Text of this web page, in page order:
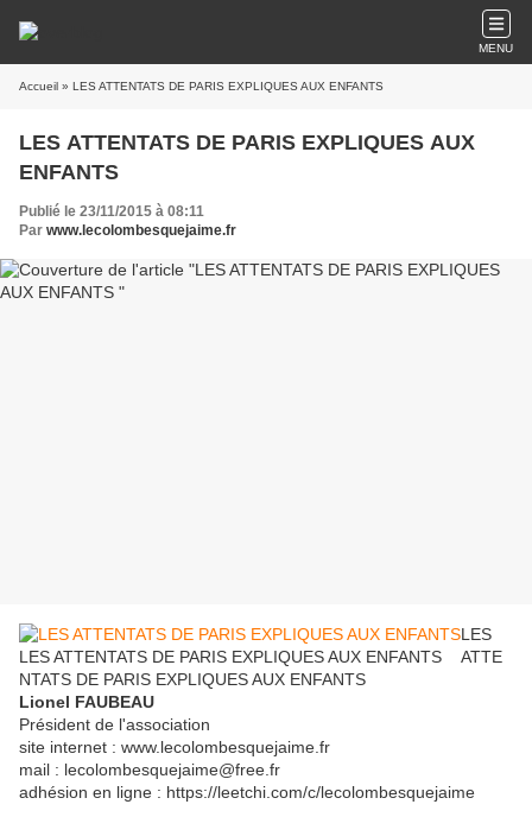
MENU
Accueil » LES ATTENTATS DE PARIS EXPLIQUES AUX ENFANTS
LES ATTENTATS DE PARIS EXPLIQUES AUX
ENFANTS
Publié le 23/11/2015 à 08:11
Par www.lecolombesquejaime.fr
LES ATTENTATS DE PARIS EXPLIQUES AUX ENFANTS
LES
ATTE
NTATS DE PARIS EXPLIQUES AUX ENFANTS
Lionel FAUBEAU
Président de l'association
site internet : www.lecolombesquejaime.fr
mail : lecolombesquejaime@free.fr
adhésion en ligne : https://leetchi.com/c/lecolombesquejaime